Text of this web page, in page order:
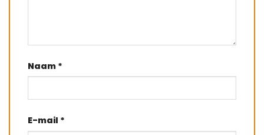
Naam *
E-mail *